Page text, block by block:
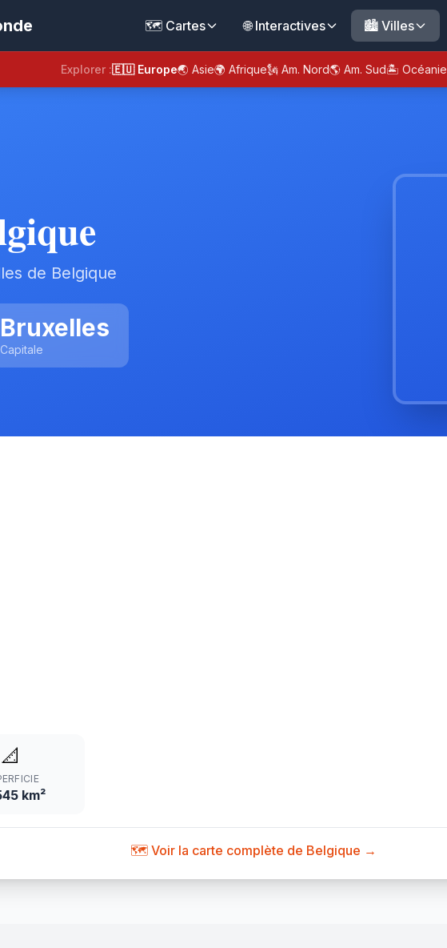
🗺️ Cartes 🌐 Interactives 🏙️ Villes
Explorer :🇪🇺 Europe🌏 Asie🌍 Afrique🗽 Am. Nord🌎 Am. Sud🏝️ Océanie
de Belgique
Bruxelles
Capitale
📐
km²
🗺️ Voir la carte complète de Belgique →